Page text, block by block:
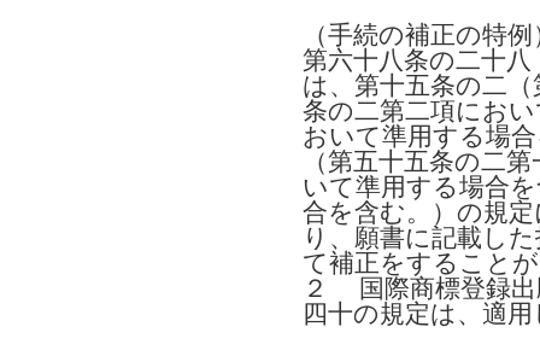
（手続の補正の特例
第六十八条の二十
は、第十五条の二
条の二第二項にお
おいて準用する場
（第五十五条の二
いて準用する場合
合を含む。）の規
り、願書に記載し
て補正をすること
２ 国際商標登録出
四十の規定は、適